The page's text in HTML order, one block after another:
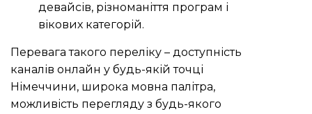
девайсів, різноманіття програм і
вікових категорій.
Перевага такого переліку – доступність
каналів онлайн у будь-якій точці
Німеччини, широка мовна палітра,
можливість перегляду з будь-якого